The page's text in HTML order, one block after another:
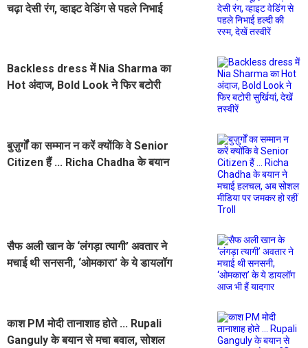
चढ़ा देसी रंग, व्हाइट वेडिंग से पहले निभाई
Backless dress में Nia Sharma का
Hot अंदाज, Bold Look ने फिर बटोरी
बुज़ुर्गों का सम्मान न करें क्योंकि वे Senior
Citizen हैं ... Richa Chadha के बयान
सैफ अली खान के ‘लंगड़ा त्यागी’ अवतार ने
मचाई थी सनसनी, ‘ओमकारा’ के ये डायलॉग
काश PM मोदी तानाशाह होते ... Rupali
Ganguly के बयान से मचा बवाल, सोशल